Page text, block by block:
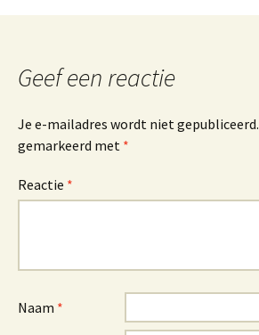
Geef een reactie
Je e-mailadres wordt niet gepubliceerd.
gemarkeerd met *
Reactie *
Naam *